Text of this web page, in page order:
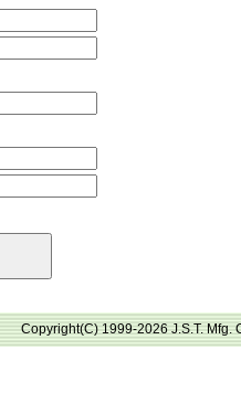
Copyright(C) 1999-2026 J.S.T. Mfg.